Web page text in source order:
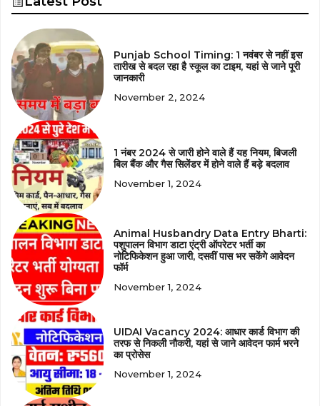
Punjab School Timing: 1 नवंबर से नहीं इस
तारीख से बदल रहा है स्कूल का टाइम, यहां से जाने पूरी
जानकारी
November 2, 2024
1 नंबर 2024 से जारी होने वाले हैं यह नियम, बिजली
बिल बैंक और गैस सिलेंडर में होने वाले हैं बड़े बदलाव
November 1, 2024
Animal Husbandry Data Entry Bharti:
पशुपालन विभाग डाटा एंट्री ऑपरेटर भर्ती का
नोटिफिकेशन हुआ जारी, दसवीं पास भर सकेंगे आवेदन
फॉर्म
November 1, 2024
UIDAI Vacancy 2024: आधार कार्ड विभाग की
तरफ से निकली नौकरी, यहां से जाने आवेदन फार्म भरने
का प्रोसेस
November 1, 2024